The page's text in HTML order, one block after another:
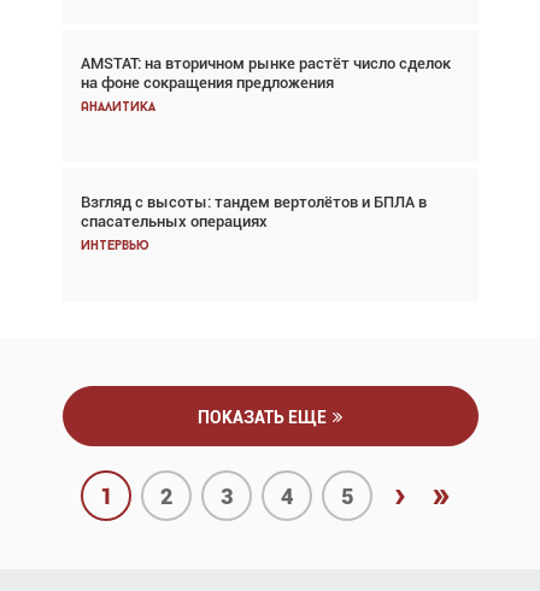
AMSTAT: на вторичном рынке растёт число сделок
на фоне сокращения предложения
Аналитика
Взгляд с высоты: тандем вертолётов и БПЛА в
спасательных операциях
Интервью
В городах чемпионата мира наблюдался подъём,
хотя общий трафик снизился
Аналитика
Частный самолёт – это актив. Подходите к
покупке соответствующим образом
Интервью
ПОКАЗАТЬ ЕЩЕ
1 2 3 4 5 › »